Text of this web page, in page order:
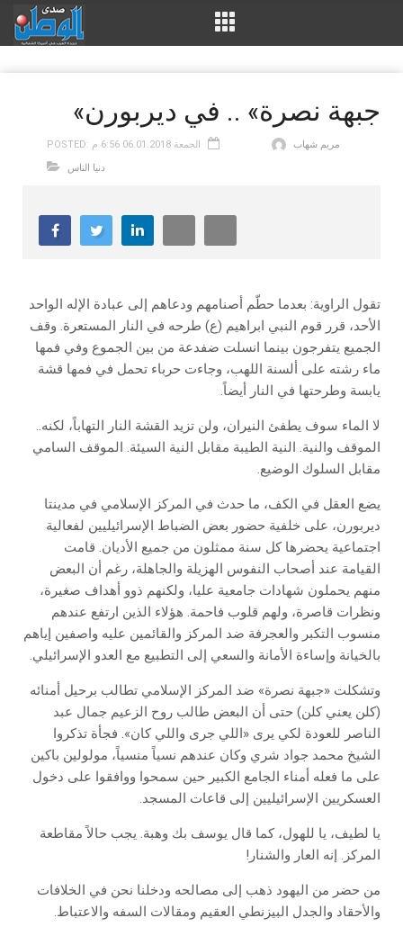
«جبهة نصرة» .. في ديربورن
POSTED: الجمعة 06.01.2018 6:56 م
مريم شهاب
دنيا الناس
تقول الراوية: بعدما حطّم أصنامهم ودعاهم إلى عبادة الإله الواحد
الأحد، قرر قوم النبي ابراهيم (ع) طرحه في النار المستعرة. وقف
الجميع يتفرجون بينما انسلت ضفدعة من بين الجموع وفي فمها
ماء رشته على ألسنة اللهب، وجاءت حرباء تحمل في فمها قشة
يابسة وطرحتها في النار أيضاً.
لا الماء سوف يطفئ النيران، ولن تزيد القشة النار التهاباً، لكنه..
الموقف والنية. النية الطيبة مقابل النية السيئة. الموقف السامي
مقابل السلوك الوضيع.
يضع العقل في الكف، ما حدث في المركز الإسلامي في مدينتا
ديربورن، على خلفية حضور بعض الضباط الإسرائيليين لفعالية
اجتماعية يحضرها كل سنة ممثلون من جميع الأديان. قامت
القيامة عند أصحاب النفوس الهزيلة والجاهلة، رغم أن البعض
منهم يحملون شهادات جامعية عليا، ولكنهم ذوو أهداف صغيرة،
ونظرات قاصرة، ولهم قلوب فاحمة. هؤلاء الذين ارتفع عندهم
منسوب التكبر والعجرفة ضد المركز والقائمين عليه واصفين إياهم
بالخيانة وإساءة الأمانة والسعي إلى التطبيع مع العدو الإسرائيلي.
وتشكلت «جبهة نصرة» ضد المركز الإسلامي تطالب برحيل أمنائه
(كلن يعني كلن) حتى أن البعض طالب روح الزعيم جمال عبد
الناصر للعودة لكي يرى «اللي جرى واللي كان». فجأة تذكروا
الشيخ محمد جواد شري وكان عندهم نسياً منسياً، مولولين باكين
على ما فعله أمناء الجامع الكبير حين سمحوا ووافقوا على دخول
العسكريين الإسرائيليين إلى قاعات المسجد.
يا لطيف، يا للهول، كما قال يوسف بك وهبة. يجب حالاً مقاطعة
المركز. إنه العار والشنار!
من حضر من اليهود ذهب إلى مصالحه ودخلنا نحن في الخلافات
والأحقاد والجدل البيزنطي العقيم ومقالات السفه والاعتباط.